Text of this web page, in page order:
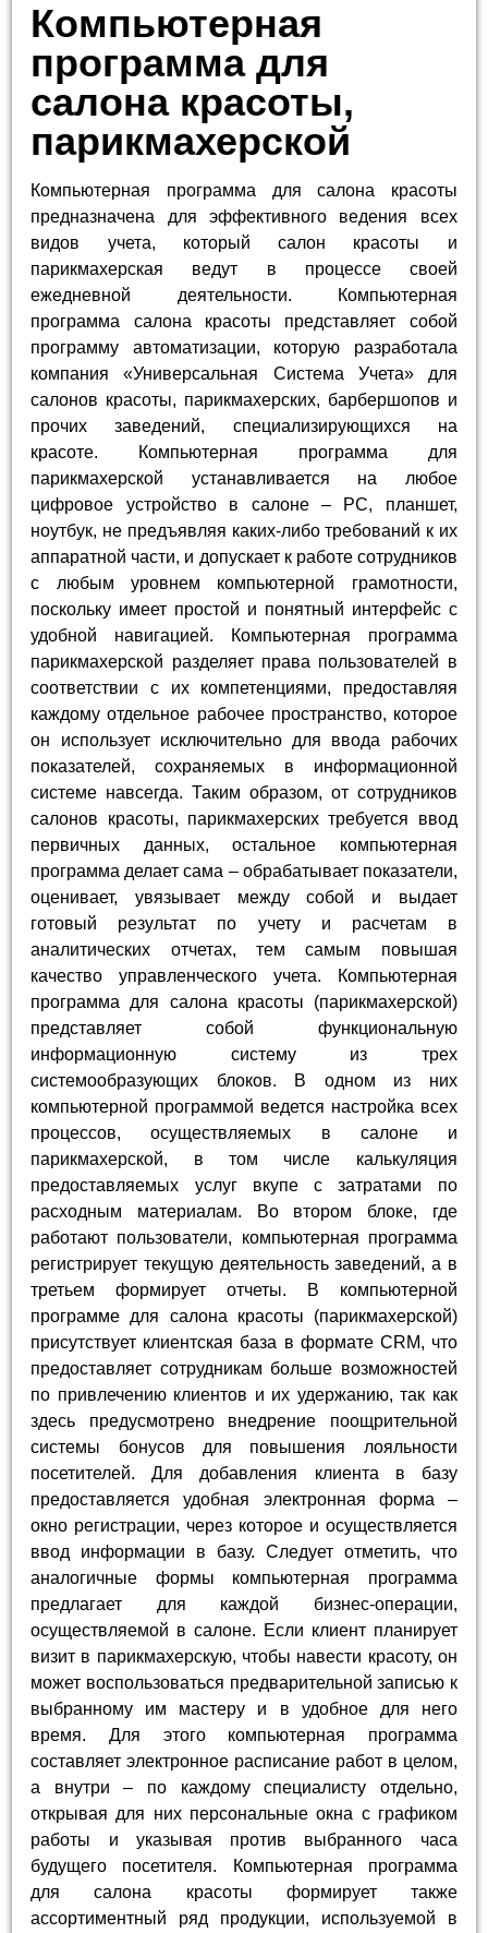
Компьютерная
программа для
салона красоты,
парикмахерской
Компьютерная программа для салона красоты
предназначена для эффективного ведения всех
видов учета, который салон красоты и
парикмахерская ведут в процессе своей
ежедневной деятельности. Компьютерная
программа салона красоты представляет собой
программу автоматизации, которую разработала
компания «Универсальная Система Учета» для
салонов красоты, парикмахерских, барбершопов и
прочих заведений, специализирующихся на
красоте. Компьютерная программа для
парикмахерской устанавливается на любое
цифровое устройство в салоне – РС, планшет,
ноутбук, не предъявляя каких-либо требований к их
аппаратной части, и допускает к работе сотрудников
с любым уровнем компьютерной грамотности,
поскольку имеет простой и понятный интерфейс с
удобной навигацией. Компьютерная программа
парикмахерской разделяет права пользователей в
соответствии с их компетенциями, предоставляя
каждому отдельное рабочее пространство, которое
он использует исключительно для ввода рабочих
показателей, сохраняемых в информационной
системе навсегда. Таким образом, от сотрудников
салонов красоты, парикмахерских требуется ввод
первичных данных, остальное компьютерная
программа делает сама – обрабатывает показатели,
оценивает, увязывает между собой и выдает
готовый результат по учету и расчетам в
аналитических отчетах, тем самым повышая
качество управленческого учета. Компьютерная
программа для салона красоты (парикмахерской)
представляет собой функциональную
информационную систему из трех
системообразующих блоков. В одном из них
компьютерной программой ведется настройка всех
процессов, осуществляемых в салоне и
парикмахерской, в том числе калькуляция
предоставляемых услуг вкупе с затратами по
расходным материалам. Во втором блоке, где
работают пользователи, компьютерная программа
регистрирует текущую деятельность заведений, а в
третьем формирует отчеты. В компьютерной
программе для салона красоты (парикмахерской)
присутствует клиентская база в формате CRM, что
предоставляет сотрудникам больше возможностей
по привлечению клиентов и их удержанию, так как
здесь предусмотрено внедрение поощрительной
системы бонусов для повышения лояльности
посетителей. Для добавления клиента в базу
предоставляется удобная электронная форма –
окно регистрации, через которое и осуществляется
ввод информации в базу. Следует отметить, что
аналогичные формы компьютерная программа
предлагает для каждой бизнес-операции,
осуществляемой в салоне. Если клиент планирует
визит в парикмахерскую, чтобы навести красоту, он
может воспользоваться предварительной записью к
выбранному им мастеру и в удобное для него
время. Для этого компьютерная программа
составляет электронное расписание работ в целом,
а внутри – по каждому специалисту отдельно,
открывая для них персональные окна с графиком
работы и указывая против выбранного часа
будущего посетителя. Компьютерная программа
для салона красоты формирует также
ассортиментный ряд продукции, используемой в